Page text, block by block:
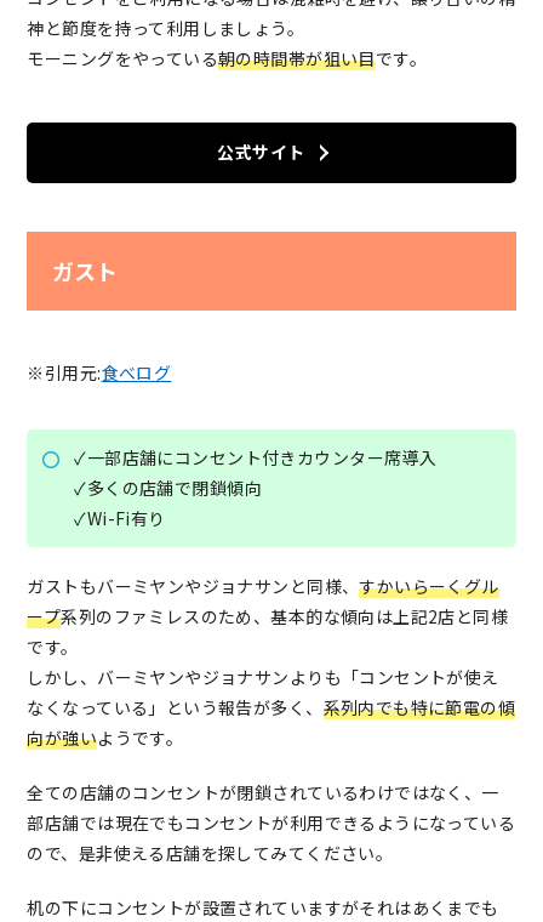
神と節度を持って利用しましょう。
モーニングをやっている朝の時間帯が狙い目です。
公式サイト
ガスト
※引用元:食べログ
✓一部店舗にコンセント付きカウンター席導入
✓多くの店舗で閉鎖傾向
✓Wi-Fi有り
ガストもバーミヤンやジョナサンと同様、すかいらーくグル
ープ系列のファミレスのため、基本的な傾向は上記2店と同様
です。
しかし、バーミヤンやジョナサンよりも「コンセントが使え
なくなっている」という報告が多く、 系列内でも特に節電の傾
向が強いようです。
全ての店舗のコンセントが閉鎖されているわけではなく、一
部店舗では現在でもコンセントが利用できるようになっている
ので、是非使える店舗を探してみてください。
机の下にコンセントが設置されていますがそれはあくまでも